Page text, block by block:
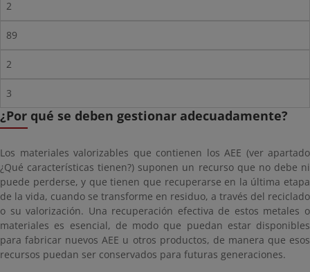
2
89
2
3
¿Por qué se deben gestionar adecuadamente?
Los materiales valorizables que contienen los AEE (ver apartado
¿Qué características tienen?) suponen un recurso que no debe ni
puede perderse, y que tienen que recuperarse en la última etapa
de la vida, cuando se transforme en residuo, a través del reciclado
o su valorización. Una recuperación efectiva de estos metales o
materiales es esencial, de modo que puedan estar disponibles
para fabricar nuevos AEE u otros productos, de manera que esos
recursos puedan ser conservados para futuras generaciones.